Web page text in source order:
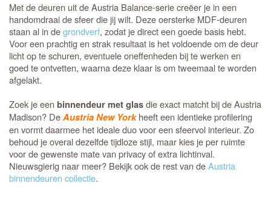
Met de deuren uit de Austria Balance-serie creëer je in een
handomdraai de sfeer die jij wilt. Deze oersterke MDF-deuren
staan al in degrondverf, zodat je direct een goede basis hebt.
Voor een prachtig en strak resultaat is het voldoende om de deur
licht op te schuren, eventuele oneffenheden bij te werken en
goed te ontvetten, waarna deze klaar is om tweemaal te worden
afgelakt.
Zoek je eenbinnendeur met glasdie exact matcht bij de Austria
Madison? DeAustria New Yorkheeft een identieke profilering
en vormt daarmee het ideale duo voor een sfeervol interieur. Zo
behoud je overal dezelfde tijdloze stijl, maar kies je per ruimte
voor de gewenste mate van privacy of extra lichtinval.
Nieuwsgierig naar meer? Bekijk ook de rest van deAustria
binnendeuren collectie.